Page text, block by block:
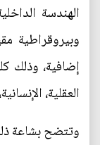
الهندسة
وبيروقراطية
إضافية، وذلك
العقلية،
وتتضح بشاعة